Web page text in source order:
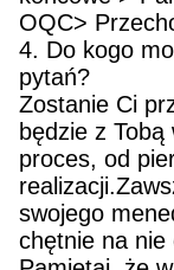
OQC>
4. Do kogo
pytań?
Zostanie Ci
będzie z
proces, od
swojego
chętnie na nie